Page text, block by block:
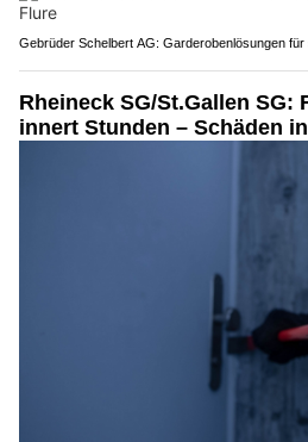
Gebrüder Schelbert AG: Garderobenlösungen
Rheineck SG/St.Gallen SG:
innert Stunden – Schäden